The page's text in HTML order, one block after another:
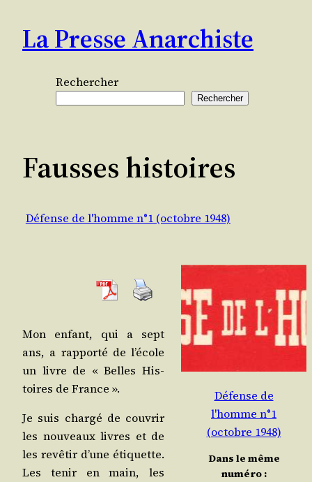
contenu
La Presse Anarchiste
Rechercher
Rechercher
Fausses histoires
Défense de l'homme n°1 (octobre 1948)
Mon enfant, qui a sept
ans, a rap­por­té de l’é­cole
un livre de « Belles His­
toires de France ».
Je suis char­gé de cou­vrir
les nou­veaux livres et de
les revê­tir d’une éti­quette.
Les tenir en main, les
Défense de
l'homme n°1
(octobre 1948)
Dans le même
numéro :